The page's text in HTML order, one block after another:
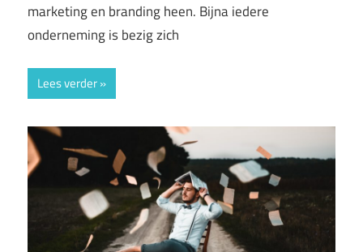
marketing en branding heen. Bijna iedere
onderneming is bezig zich
Lees verder